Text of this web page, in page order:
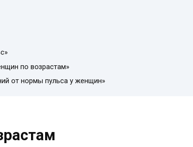
по возрастам»
от нормы пульса у женщин»